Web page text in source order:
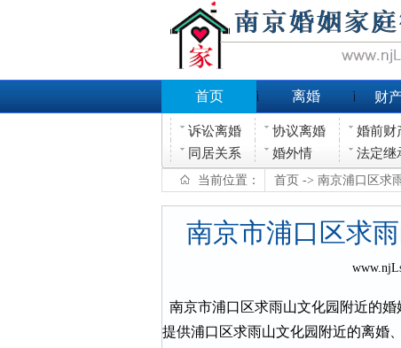
首页 离婚 财
诉讼离婚 协议离婚 婚前财
同居关系
婚外情 法定继
当前位置： 首页 -> 南京浦口区求
南京市浦口区求
南京市浦口区求雨山文化园附近的
提供浦口区求雨山文化园附近的离婚